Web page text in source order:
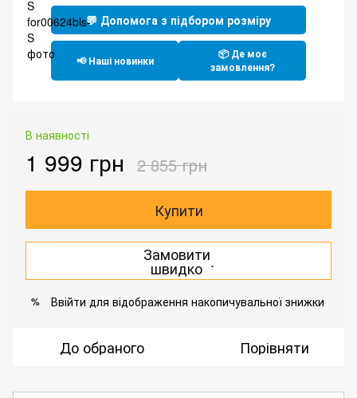
💬 Допомога з підбором розміру
📢 Наші новинки
📦 Де моє
замовлення?
В наявності
1 999 грн 2 855 грн
Купити
Замовити
швидко .
% Ввійти для відображення накопичувальної знижки
До обраного Порівняти